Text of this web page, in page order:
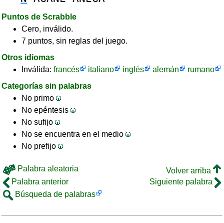
Puntos de Scrabble
Cero, inválido.
7 puntos, sin reglas del juego.
Otros idiomas
Inválida: francés italiano inglés alemán
rumano
Categorías sin palabras
No primo
No epéntesis
No sufijo
No se encuentra en el medio
No prefijo
Palabra aleatoria
Volver arriba
Palabra anterior
Siguiente palabra
Búsqueda de palabras